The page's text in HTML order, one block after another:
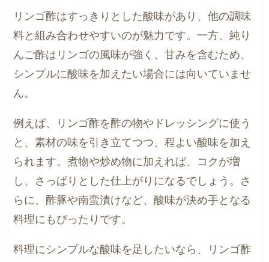
リンゴ酢はすっきりとした酸味があり、他の調味
料と組み合わせやすいのが魅力です。一方、純り
んご酢はリンゴの風味が強く、甘みを含むため、
シンプルに酸味を加えたい場合には向いていませ
ん。
例えば、リンゴ酢を酢の物やドレッシングに使う
と、素材の味を引き立てつつ、程よい酸味を加え
られます。煮物や炒め物に加えれば、コクが増
し、さっぱりとした仕上がりになるでしょう。さ
らに、酢豚や南蛮漬けなど、酸味が決め手となる
料理にもぴったりです。
料理にシンプルな酸味を足したいなら、リンゴ酢